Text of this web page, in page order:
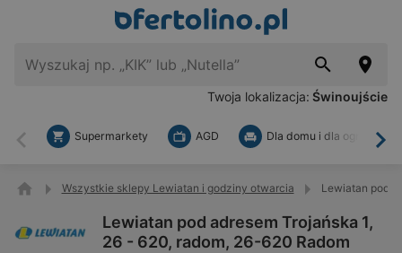
Twoja lokalizacja: Świnoujście
Wstecz
Supermarkety AGD Dla domu i dla ogrodu
Wszystkie sklepy Lewiatan i godziny otwarcia Lewiatan pod
Lewiatan pod adresem Trojańska 1,
26 - 620, radom, 26-620 Radom